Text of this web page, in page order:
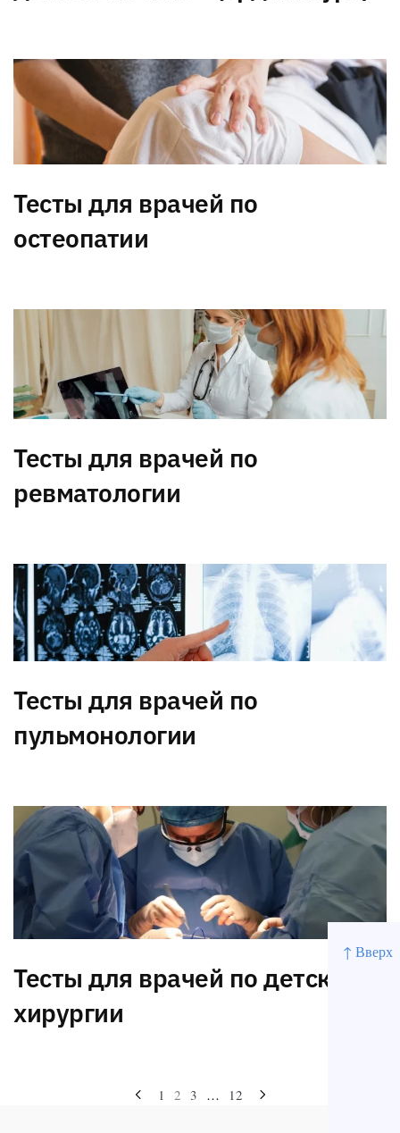
↑ Вверх
Тесты для врачей по
остеопатии
Тесты для врачей по
ревматологии
Тесты для врачей по
пульмонологии
Тесты для врачей по детской
хирургии
1 2 3 … 12